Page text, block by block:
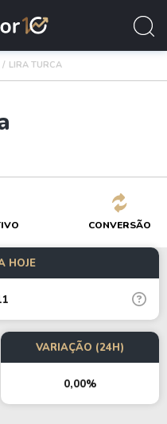
LIRA TURCA
CONVERSÃO
HOJE
VARIAÇÃO (24H)
0,00%